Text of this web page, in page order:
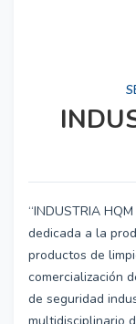
“INDUSTRIA
dedicada a la
productos de
comercialización
de seguridad